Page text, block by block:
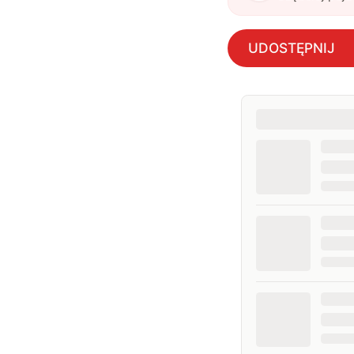
UDOSTĘPNIJ